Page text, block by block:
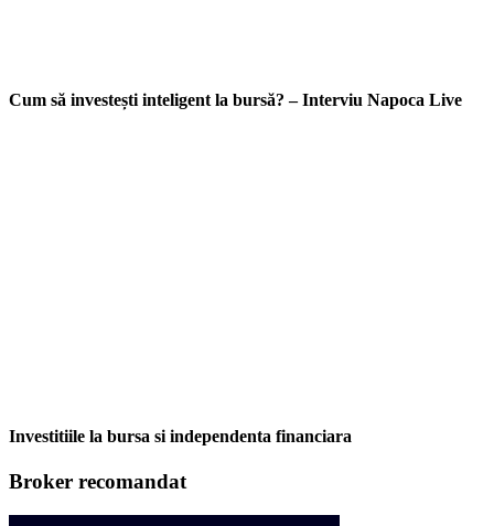
Cum să investești inteligent la bursă? – Interviu Napoca Live
Investitiile la bursa si independenta financiara
Broker recomandat